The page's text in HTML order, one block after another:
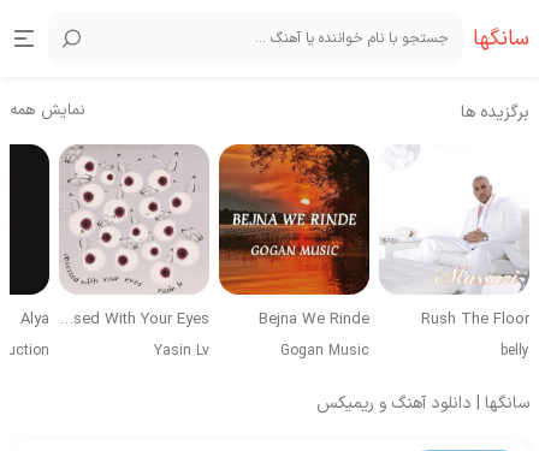
سانگها
برگزیده ها نمایش همه
Rush The Floor
belly
Bejna We Rinde
Gogan Music
Obsessed With Your Eyes
Yasin Lv
Alya
سانگها | دانلود آهنگ و ریمیکس